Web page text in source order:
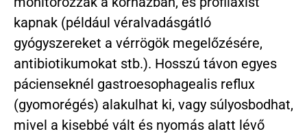
kapnak (például véralvadásgátló
gyógyszereket a vérrögök megelőzésére,
antibiotikumokat stb.). Hosszú távon egyes
pácienseknél gastroesophagealis reflux
(gyomorégés) alakulhat ki, vagy súlyosbodhat,
mivel a kisebbé vált és nyomás alatt lévő